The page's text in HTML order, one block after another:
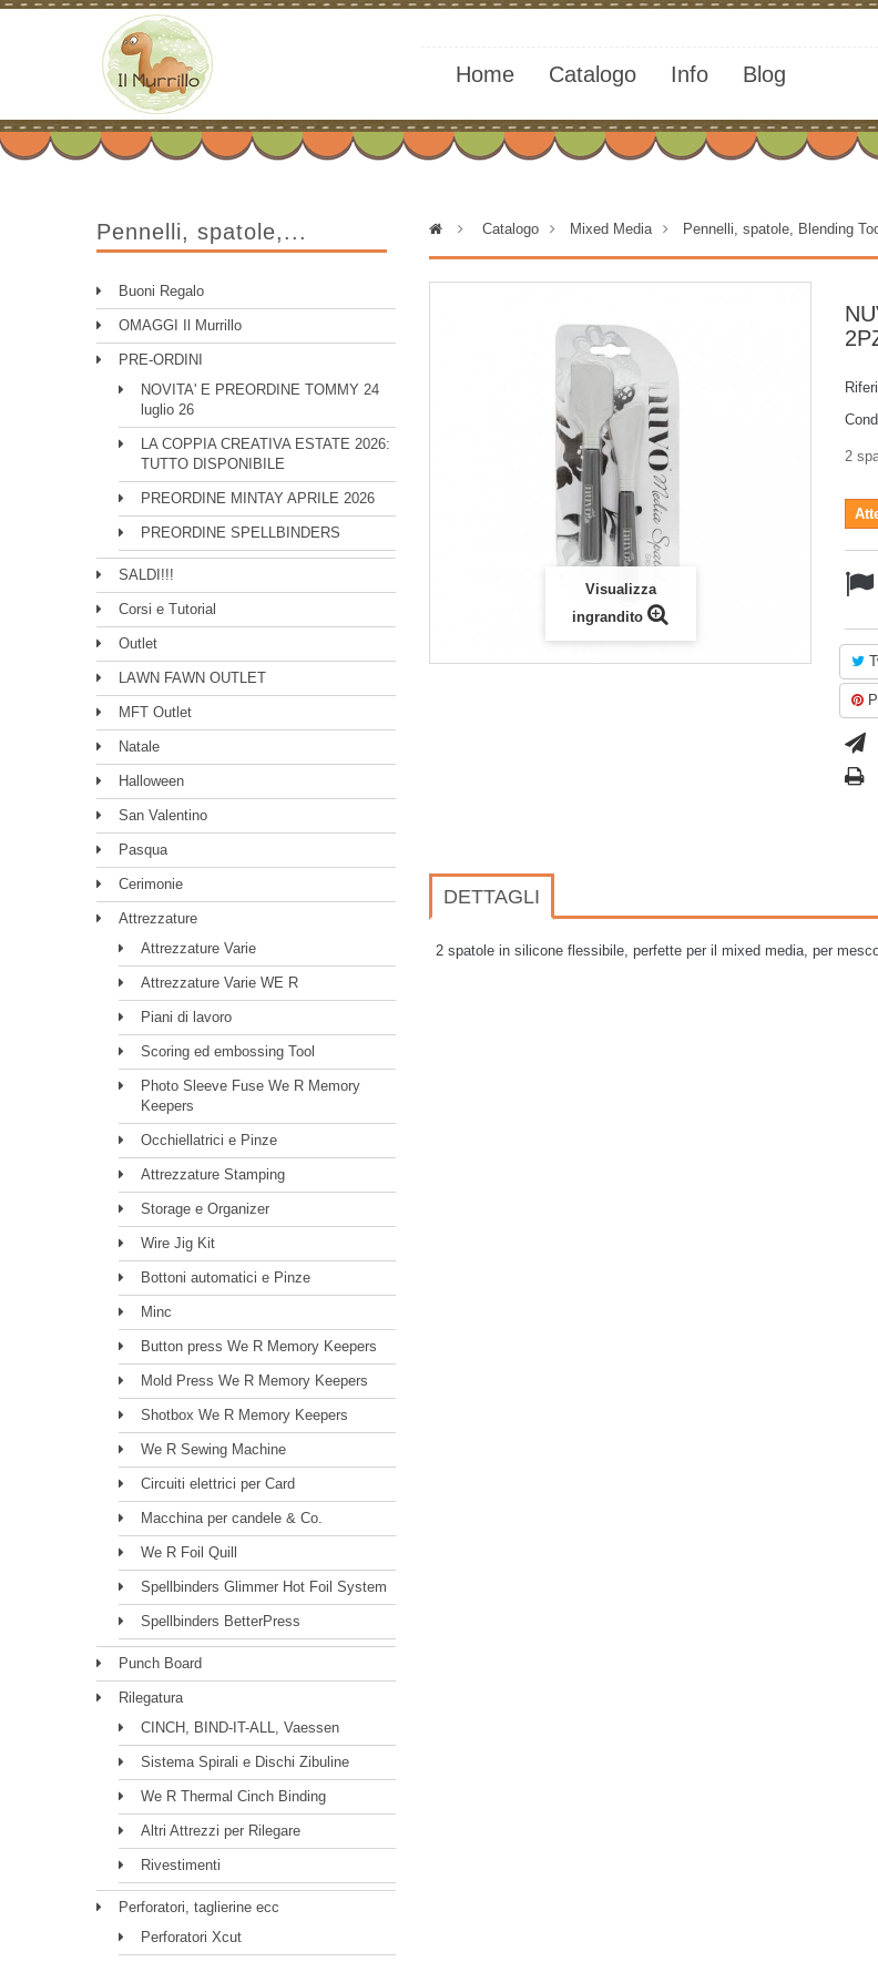
Home Catalogo Info Blog
Pennelli, spatole,...
Buoni Regalo
OMAGGI Il Murrillo
PRE-ORDINI
NOVITA' E PREORDINE TOMMY 24
luglio 26
LA COPPIA CREATIVA ESTATE 2026:
TUTTO DISPONIBILE
PREORDINE MINTAY APRILE 2026
PREORDINE SPELLBINDERS
SALDI!!!
Corsi e Tutorial
Outlet
LAWN FAWN OUTLET
MFT Outlet
Natale
Halloween
San Valentino
Pasqua
Cerimonie
Attrezzature
Attrezzature Varie
Attrezzature Varie WE R
Piani di lavoro
Scoring ed embossing Tool
Photo Sleeve Fuse We R Memory
Keepers
Occhiellatrici e Pinze
Attrezzature Stamping
Storage e Organizer
Wire Jig Kit
Bottoni automatici e Pinze
Minc
Button press We R Memory Keepers
Mold Press We R Memory Keepers
Shotbox We R Memory Keepers
We R Sewing Machine
Circuiti elettrici per Card
Macchina per candele & Co.
We R Foil Quill
Spellbinders Glimmer Hot Foil System
Spellbinders BetterPress
Punch Board
Rilegatura
CINCH, BIND-IT-ALL, Vaessen
Sistema Spirali e Dischi Zibuline
We R Thermal Cinch Binding
Altri Attrezzi per Rilegare
Rivestimenti
Perforatori, taglierine ecc
Perforatori Xcut
> Catalogo > Mixed Media > Pennelli, spatole, Blending
Visualizza
ingrandito
2
DETTAGLI
2 spatole in silicone flessibile, perfette per il mixed media, per